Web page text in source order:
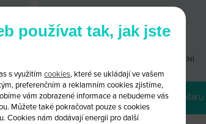
KLÍČ NA MOTOCYKL HONDA
KÓD: HON_MOTO_33
PO PŘIHLÁŠENÍ
DETAIL PRODUKTU PŘIDAT DO KOŠÍKU
používat tak, jak jste
s využitím cookies, které se ukládají ve vašem
preferenčním a reklamním cookies zjistíme,
vám zobrazené informace a nebudeme vás
Můžete také pokračovat pouze s cookies
Cookies nám dodávají energii pro další